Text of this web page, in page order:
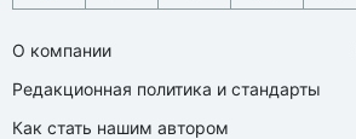
О компании
Редакционная политика и стандарты
Как стать нашим автором